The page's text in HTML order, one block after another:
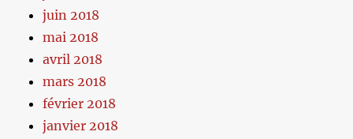
juin 2018
mai 2018
avril 2018
mars 2018
février 2018
janvier 2018